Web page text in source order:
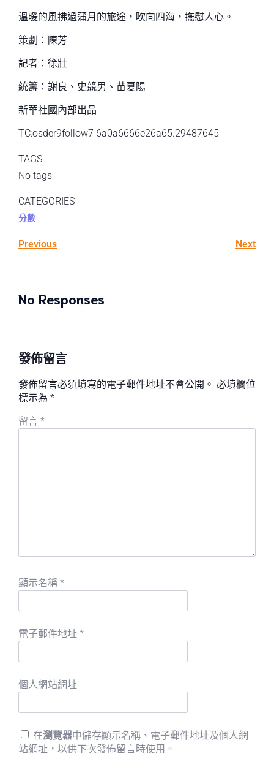
溫暖的風拂過蒲月的旅途，吹向四海，撫慰人心。
策劃：陳芳
記者：徐壯
統籌：謝良、史競男、苗夏陽
新華社國內部出品
TC:osder9follow7 6a0a6666e26a65.29487645
TAGS
No tags
CATEGORIES
分數
Previous Next
No Responses
發佈留言
發佈留言必須填寫的電子郵件地址不會公開。 必填欄位
標示為 *
留言 *
顯示名稱 *
電子郵件地址 *
個人網站網址
在瀏覽器中儲存顯示名稱、電子郵件地址及個人網
站網址，以供下次發佈留言時使用。